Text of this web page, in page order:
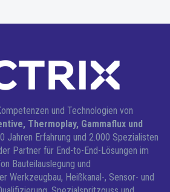
und Technologien von
Thermoplay, Gammaflux und
Jahren Erfahrung und 2.000 Spezialisten
Partner für End-to-End-Lösungen im
Bauteilauslegung und
Werkzeugbau, Heißkanal-, Sensor- und